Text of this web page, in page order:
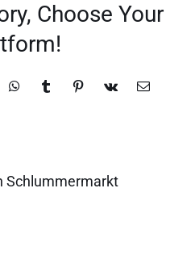
Choose Your
WhatsAppTumblrPinterest
Vk
E-
Schlummermarkt